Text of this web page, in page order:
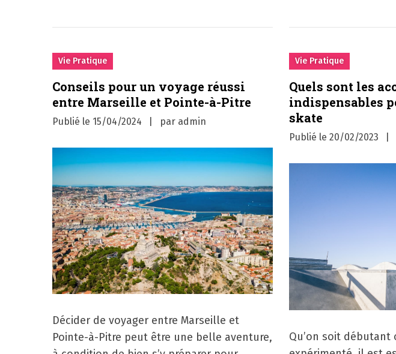
Vie Pratique
Conseils pour un voyage réussi
entre Marseille et Pointe-à-Pitre
Publié le 15/04/2024 par admin
Décider de voyager entre Marseille et
Pointe-à-Pitre peut être une belle aventure,
Vie Pratique
Quels sont les
indispensables
skate
Publié le 20/02/2023
Qu’on soit